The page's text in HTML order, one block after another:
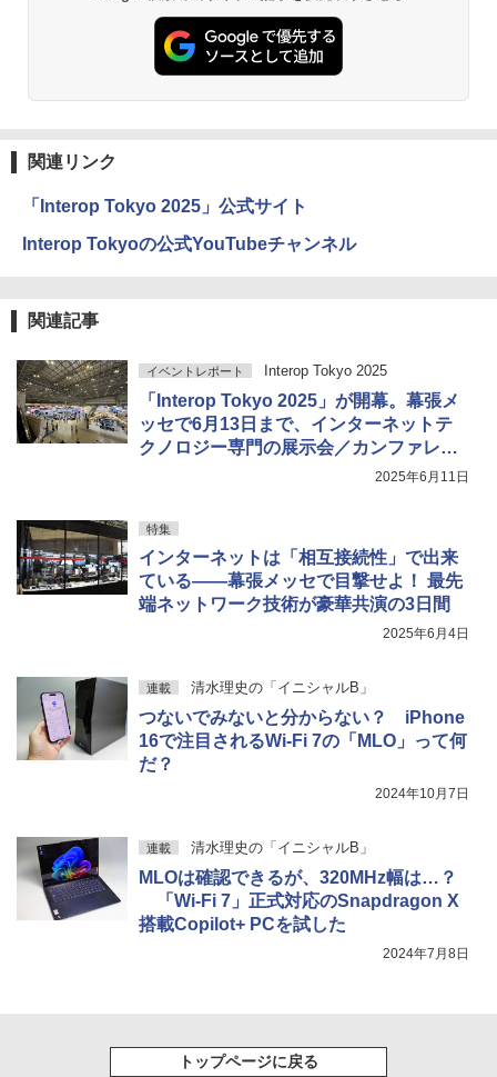
関連リンク
「Interop Tokyo 2025」公式サイト
Interop Tokyoの公式YouTubeチャンネル
関連記事
イベントレポート Interop Tokyo 2025
「Interop Tokyo 2025」が開幕。幕張メ
ッセで6月13日まで、インターネットテ
クノロジー専門の展示会／カンファレン
2025年6月11日
特集
インターネットは「相互接続性」で出来
ている――幕張メッセで目撃せよ！ 最先
端ネットワーク技術が豪華共演の3日間
2025年6月4日
連載 清水理史の「イニシャルB」
つないでみないと分からない？ iPhone
16で注目されるWi-Fi 7の「MLO」って何
だ？
2024年10月7日
連載 清水理史の「イニシャルB」
MLOは確認できるが、320MHz幅は…？
「Wi-Fi 7」正式対応のSnapdragon X
搭載Copilot+ PCを試した
2024年7月8日
トップページに戻る